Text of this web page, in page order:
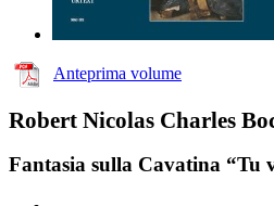
Anteprima volume
Robert Nicolas Charles
Fantasia sulla Cavatina “Tu